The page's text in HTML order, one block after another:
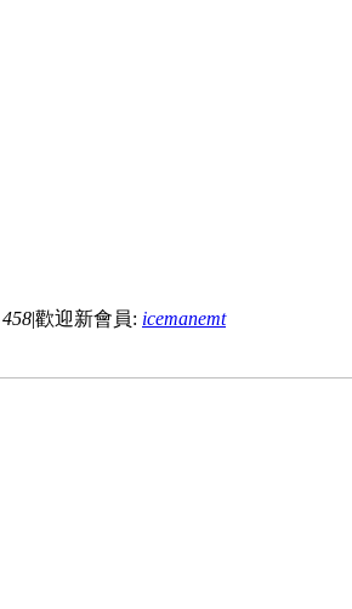
458|歡迎新會員: icemanemt